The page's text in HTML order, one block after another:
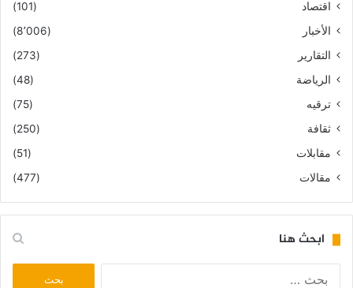
اقتصاد
(101)
الأخبار
(8٬006)
التقارير
(273)
الرياضة
(48)
ترقيه
(75)
ثقافة
(250)
مقابلات
(51)
مقالات
(477)
ابحث هنا